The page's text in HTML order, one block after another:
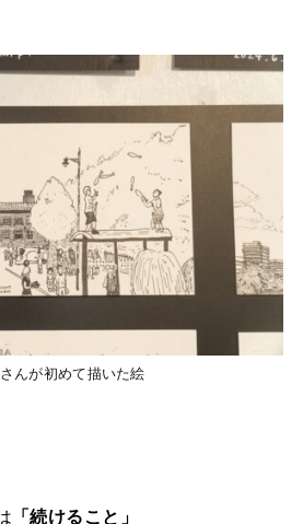
んが初めて描いた絵
「続けること」